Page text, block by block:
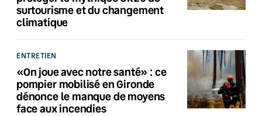
surtourisme et du changement
climatique
ENTRETIEN
«On joue avec notre santé» : ce
pompier mobilisé en Gironde
dénonce le manque de moyens
face aux incendies